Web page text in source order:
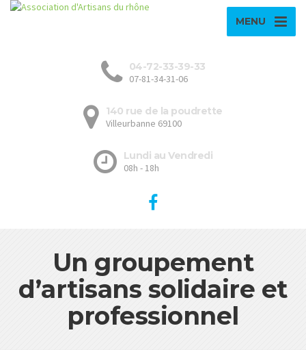
MENU
04-72-33-39-33
07-81-34-31-06
140 rue de la poudrette
Villeurbanne 69100
Lundi au Vendredi
08h - 18h
Un groupement
d’artisans solidaire et
professionnel